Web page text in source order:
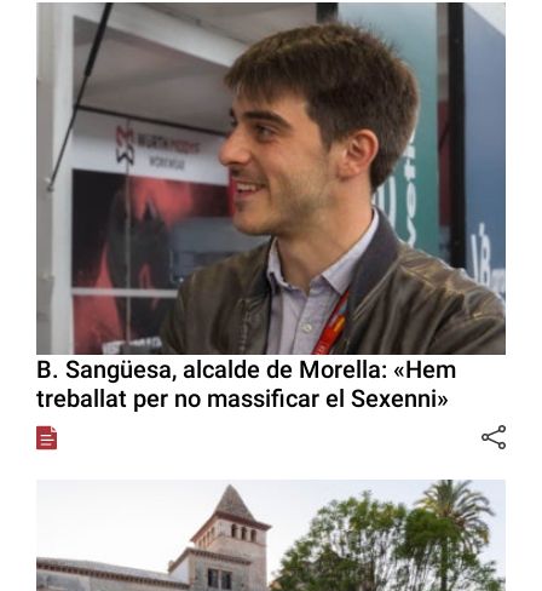
B. Sangüesa, alcalde de Morella: «Hem
treballat per no massificar el Sexenni»